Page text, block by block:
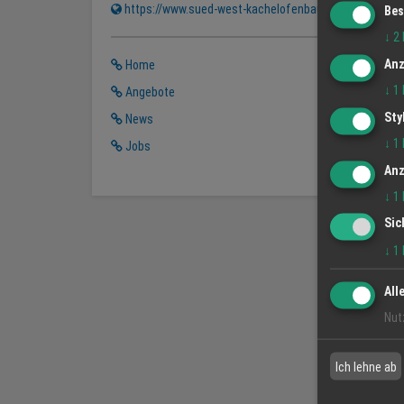
https://www.sued-west-kachelofenbau.de
Home
Angebote
News
Jobs
↓ 2
↓ 1
↓ 1
↓ 1
↓ 1
Ich lehne ab